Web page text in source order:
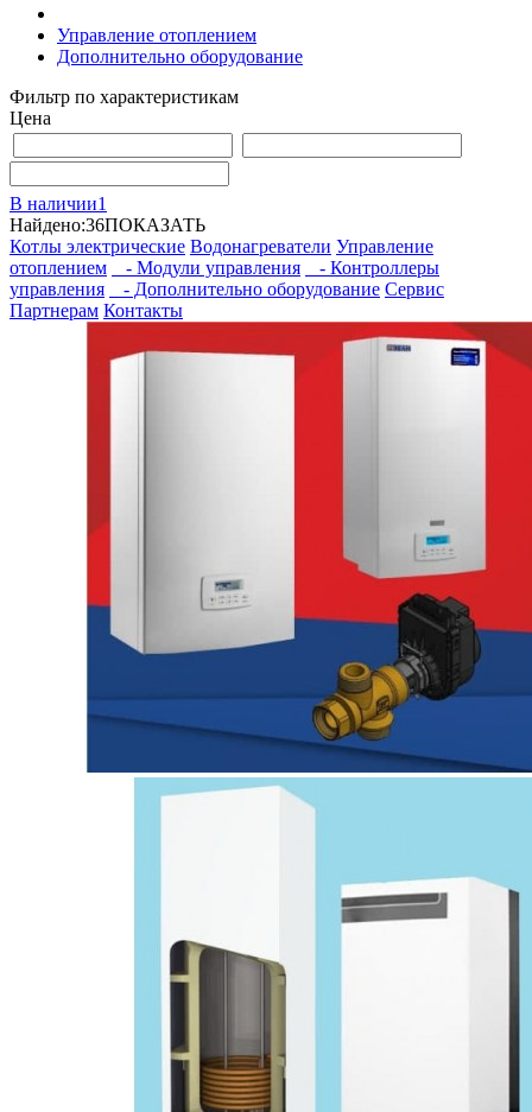
Управление отоплением
Дополнительно оборудование
Фильтр по характеристикам
Цена
В наличии1
Найдено:36ПОКАЗАТЬ
Котлы электрические Водонагреватели Управление
отоплением
- Модули управления
- Контроллеры
управления
- Дополнительно оборудование Сервис
Партнерам Контакты